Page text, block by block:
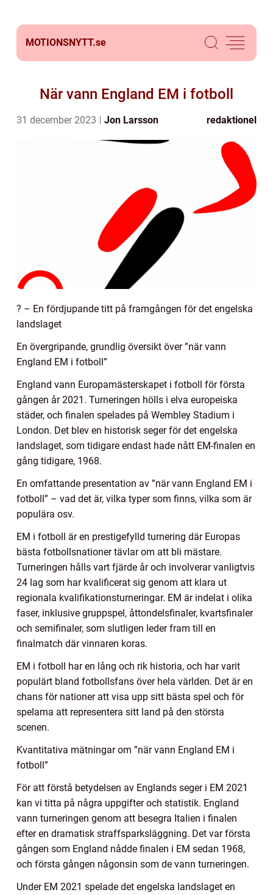
MOTIONSNYTT.se
När vann England EM i fotboll
31 december 2023 Jon Larsson redaktionel
? – En fördjupande titt på framgången för det engelska
landslaget
En övergripande, grundlig översikt över ”när vann
England EM i fotboll”
England vann Europamästerskapet i fotboll för första
gången år 2021. Turneringen hölls i elva europeiska
städer, och finalen spelades på Wembley Stadium i
London. Det blev en historisk seger för det engelska
landslaget, som tidigare endast hade nått EM-finalen en
gång tidigare, 1968.
En omfattande presentation av ”när vann England EM i
fotboll” – vad det är, vilka typer som finns, vilka som är
populära osv.
EM i fotboll är en prestigefylld turnering där Europas
bästa fotbollsnationer tävlar om att bli mästare.
Turneringen hålls vart fjärde år och involverar vanligtvis
24 lag som har kvalificerat sig genom att klara ut
regionala kvalifikationsturneringar. EM är indelat i olika
faser, inklusive gruppspel, åttondelsfinaler, kvartsfinaler
och semifinaler, som slutligen leder fram till en
finalmatch där vinnaren koras.
EM i fotboll har en lång och rik historia, och har varit
populärt bland fotbollsfans över hela världen. Det är en
chans för nationer att visa upp sitt bästa spel och för
spelarna att representera sitt land på den största
scenen.
Kvantitativa mätningar om ”när vann England EM i
fotboll”
För att förstå betydelsen av Englands seger i EM 2021
kan vi titta på några uppgifter och statistik. England
vann turneringen genom att besegra Italien i finalen
efter en dramatisk straffsparksläggning. Det var första
gången som England nådde finalen i EM sedan 1968,
och första gången någonsin som de vann turneringen.
Under EM 2021 spelade det engelska landslaget en